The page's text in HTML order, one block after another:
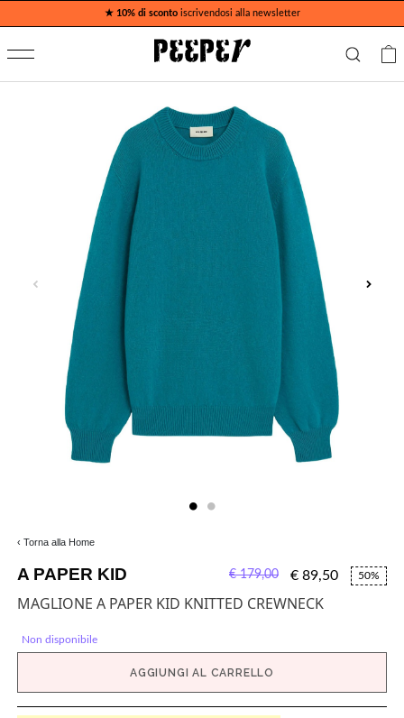
★ 10% di scontoiscrivendosi alla newsletter
‹ Torna alla Home
A PAPER KID € 179,00 € 89,50 50%
MAGLIONE A PAPER KID KNITTED CREWNECK
Non disponibile
AGGIUNGI AL CARRELLO